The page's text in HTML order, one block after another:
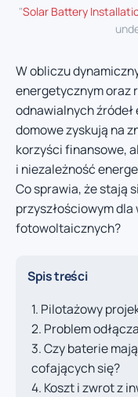
"Solar Battery
W obliczu
energetycznym oraz
odnawialnych
domowe zyskują na
korzyści finansowe,
i niezależność
Co sprawia, że stają
przyszłościowym
fotowoltaicznych?
Spis treści
Pilotażowy
Problem
Czy baterie
cofających się?
Koszt i zwrot z